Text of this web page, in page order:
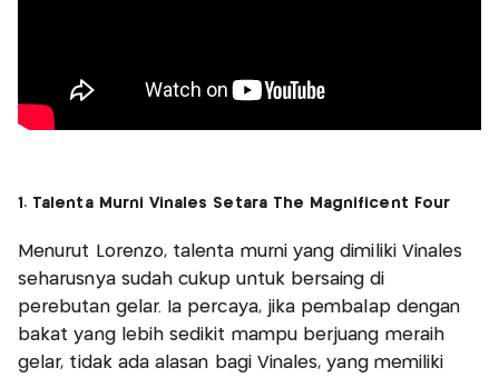
1. Talenta Murni Vinales Setara The Magnificent Four
Menurut Lorenzo, talenta murni yang dimiliki Vinales
seharusnya sudah cukup untuk bersaing di
perebutan gelar. Ia percaya, jika pembalap dengan
bakat yang lebih sedikit mampu berjuang meraih
gelar, tidak ada alasan bagi Vinales, yang memiliki